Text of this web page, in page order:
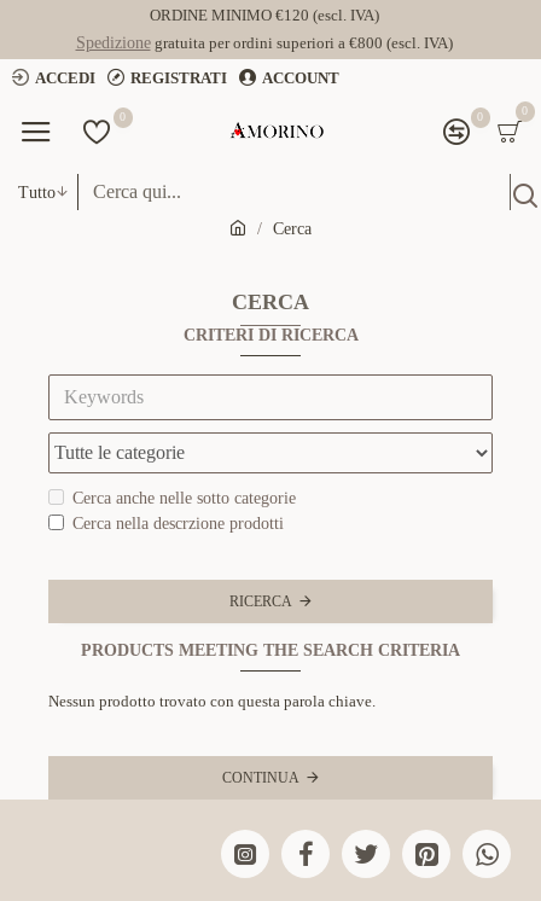
ORDINE MINIMO €120 (escl. IVA)
Spedizionegratuita per ordini superiori a €800 (escl. IVA)
ACCEDI
REGISTRATI ACCOUNT
0 0 0
Tutto
Cerca
CERCA
CRITERI DI RICERCA
Cerca anche nelle sotto categorie
Cerca nella descrzione prodotti
RICERCA
PRODUCTS MEETING THE SEARCH CRITERIA
Nessun prodotto trovato con questa parola chiave.
CONTINUA